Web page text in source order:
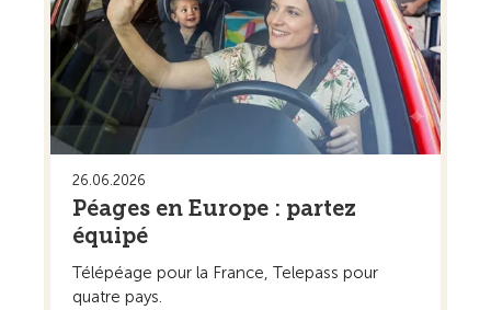
26.06.2026
Péages en Europe : partez
équipé
Télépéage pour la France, Telepass pour
quatre pays.